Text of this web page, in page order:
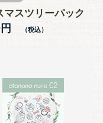
マスツリーパック